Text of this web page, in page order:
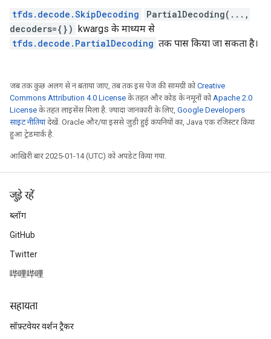
tfds.decode.SkipDecoding
PartialDecoding(...,
decoders={}) kwargs के माध्यम से
tfds.decode.PartialDecoding तक पास किया जा सकता है।
जब तक कुछ अलग से न बताया जाए, तब तक इस पेज की सामग्री कोCreative
Commons Attribution 4.0 License के तहत और कोड के नमूनों कोApache 2.0
License के तहत लाइसेंस मिला है. ज़्यादा जानकारी के लिए, Google Developers
साइट नीतियांदेखें. Oracle और/या इससे जुड़ी हुई कंपनियों का, Java एक रजिस्टर किया
हुआ ट्रेडमार्क है.
आखिरी बार 2025-01-14 (UTC) को अपडेट किया गया.
जुड़े रहें
ब्लॉग
GitHub
Twitter
哔哩哔哩
सहायता
सॉफ़्टवेयर वर्शन ट्रैकर